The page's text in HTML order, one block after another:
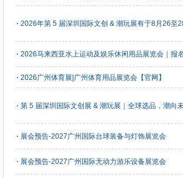
· 2026年第 5 届深圳国际文创 & 潮玩展有于8月26至
· 2026马来西亚水上运动及娱乐休闲用品展览会｜报
· 2026广州体育展|广州体育用品展览会【官网】
· 第 5 届深圳国际文创展 & 潮玩展｜全球选品，潮向
· 展会预告-2027广州国际台球装备与灯饰展览会
· 展会预告-2027广州国际无动力游乐设备展览会